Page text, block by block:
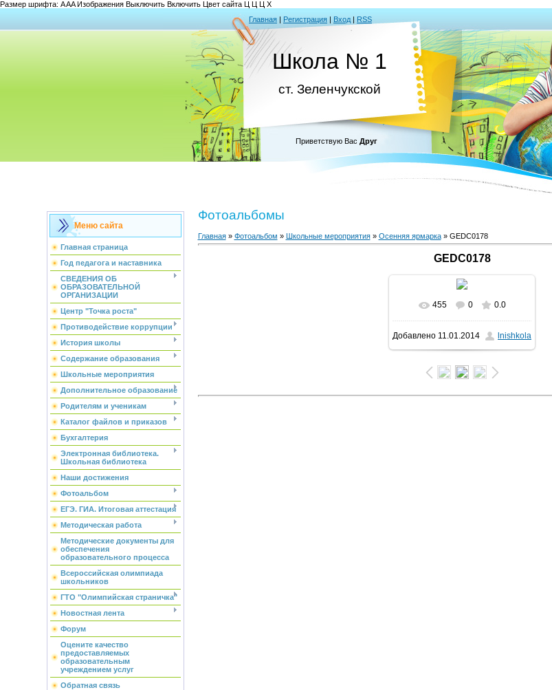
Размер шрифта: AAAИзображения Выключить Включить Цвет сайта Ц Ц Ц Х
Главная | Регистрация | Вход | RSS
Школа № 1
ст. Зеленчукской
Приветствую Вас Друг
Меню сайта
Главная страница
Год педагога и наставника
СВЕДЕНИЯ ОБ
ОБРАЗОВАТЕЛЬНОЙ
ОРГАНИЗАЦИИ
Центр "Точка роста"
Противодействие коррупции
История школы
Содержание образования
Школьные мероприятия
Дополнительное образование
Родителям и ученикам
Каталог файлов и приказов
Бухгалтерия
Электронная библиотека.
Школьная библиотека
Наши достижения
Фотоальбом
ЕГЭ. ГИА. Итоговая аттестация
Методическая работа
Методические документы для
обеспечения
образовательного процесса
Всероссийская олимпиада
школьников
ГТО "Олимпийская страничка"
Новостная лента
Форум
Оцените качество
предоставляемых
образовательным
учреждением услуг
Обратная связь
Фотоальбомы
Главная» Фотоальбом » Школьные мероприятия» Осенняя ярмарка» GEDC0178
GEDC0178
В реальном размере
1600x1196/ 158.9Kb
455 0 0.0
Добавлено 11.01.2014 lnishkola